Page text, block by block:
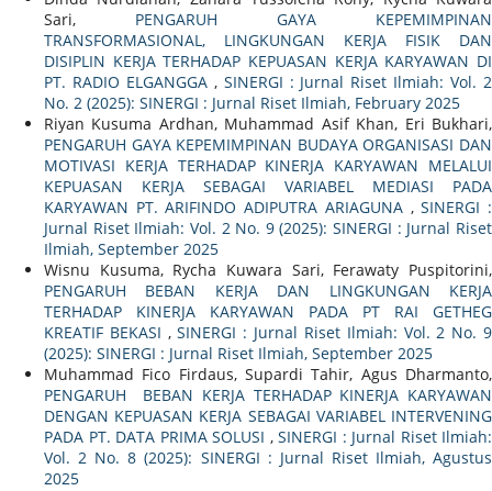
Sari, PENGARUH GAYA KEPEMIMPINAN
TRANSFORMASIONAL, LINGKUNGAN KERJA FISIK DAN
DISIPLIN KERJA TERHADAP KEPUASAN KERJA KARYAWAN DI
PT. RADIO ELGANGGA , SINERGI : Jurnal Riset Ilmiah: Vol. 2
No. 2 (2025): SINERGI : Jurnal Riset Ilmiah, February 2025
Riyan Kusuma Ardhan, Muhammad Asif Khan, Eri Bukhari,
PENGARUH GAYA KEPEMIMPINAN BUDAYA ORGANISASI DAN
MOTIVASI KERJA TERHADAP KINERJA KARYAWAN MELALUI
KEPUASAN KERJA SEBAGAI VARIABEL MEDIASI PADA
KARYAWAN PT. ARIFINDO ADIPUTRA ARIAGUNA ,SINERGI :
Jurnal Riset Ilmiah: Vol. 2 No. 9 (2025): SINERGI : Jurnal Riset
Ilmiah, September 2025
Wisnu Kusuma, Rycha Kuwara Sari, Ferawaty Puspitorini,
PENGARUH BEBAN KERJA DAN LINGKUNGAN KERJA
TERHADAP KINERJA KARYAWAN PADA PT RAI GETHEG
KREATIF BEKASI ,SINERGI : Jurnal Riset Ilmiah: Vol. 2 No. 9
(2025): SINERGI : Jurnal Riset Ilmiah, September 2025
Muhammad Fico Firdaus, Supardi Tahir, Agus Dharmanto,
PENGARUH BEBAN KERJA TERHADAP KINERJA KARYAWAN
DENGAN KEPUASAN KERJA SEBAGAI VARIABEL INTERVENING
PADA PT. DATA PRIMA SOLUSI , SINERGI : Jurnal Riset Ilmiah:
Vol. 2 No. 8 (2025): SINERGI : Jurnal Riset Ilmiah, Agustus
2025